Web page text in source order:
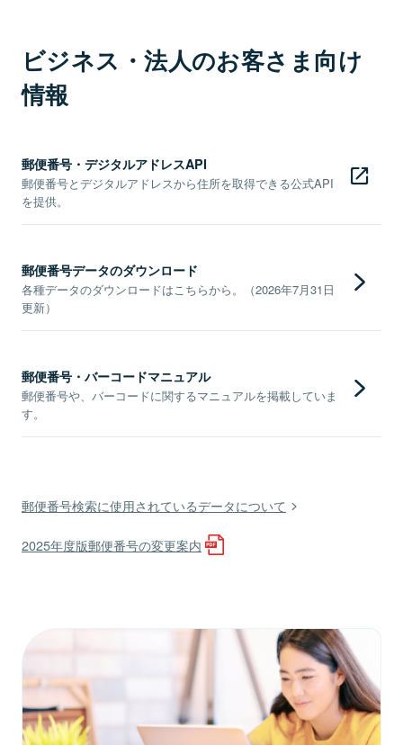
ビジネス・法人のお客さま向け
情報
郵便番号・デジタルアドレスAPI
郵便番号とデジタルアドレスから住所を取得できる公式API
を提供。
郵便番号データのダウンロード
各種データのダウンロードはこちらから。（2026年7月31日
更新）
郵便番号・バーコードマニュアル
郵便番号や、バーコードに関するマニュアルを掲載していま
す。
郵便番号検索に使用されているデータについて
2025年度版郵便番号の変更案内